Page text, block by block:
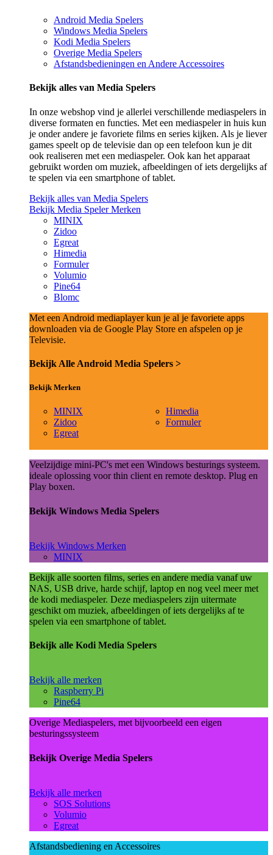
Android Media Spelers
Windows Media Spelers
Kodi Media Spelers
Overige Media Spelers
Afstandsbedieningen en Andere Accessoires
Bekijk alles van Media Spelers
In onze webshop vind je allerlei verschillende mediaspelers in
diverse formaten en functies. Met een mediaspeler in huis kun
je onder andere je favoriete films en series kijken. Als je liever
games speelt op de televisie dan op een telefoon kun je dit
ook realiseren met een mediaspeler. Ook kan het apparaat
gebruikt worden om muziek, afbeeldingen of iets dergelijks af
te spelen via een smartphone of tablet.
Bekijk alles van Media Spelers
Bekijk Media Speler Merken
MINIX
Zidoo
Egreat
Himedia
Formuler
Volumio
Pine64
Blomc
Met een Android mediaplayer kun je al je favoriete apps
downloaden via de Google Play Store en afspelen op je
Televisie.
Bekijk Alle Android Media Spelers >
Bekijk Merken
MINIX
Zidoo
Egreat
Himedia
Formuler
Veelzijdige mini-PC's met een Windows besturings systeem.
ideale oplossing voor thin client en remote desktop. Plug en
Play boxen.
Bekijk Windows Media Spelers
Bekijk Windows Merken
MINIX
Bekijk alle soorten films, series en andere media vanaf uw
NAS, USB drive, harde schijf, laptop en nog veel meer met
de kodi mediaspeler. Deze mediaspelers zijn uitermate
geschikt om muziek, afbeeldingen of iets dergelijks af te
spelen via een smartphone of tablet.
Bekijk alle Kodi Media Spelers
Bekijk alle merken
Raspberry Pi
Pine64
Overige Mediaspelers, met bijvoorbeeld een eigen
besturingssysteem
Bekijk Overige Media Spelers
Bekijk alle merken
SOS Solutions
Volumio
Egreat
Afstandsbediening en Accessoires